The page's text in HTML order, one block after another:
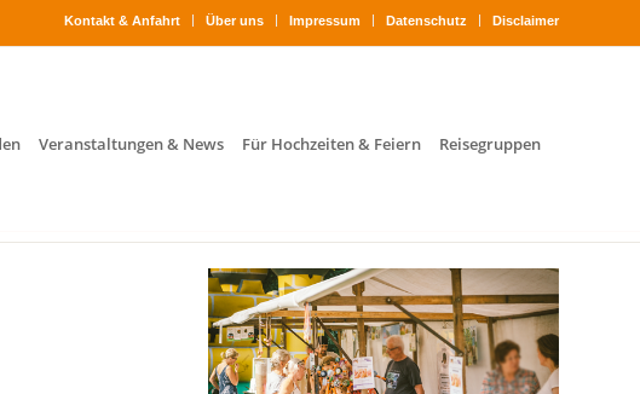
Kontakt & Anfahrt Über uns Impressum Datenschutz Disclaimer
Veranstaltungen & News Für Hochzeiten & Feiern Reisegruppen